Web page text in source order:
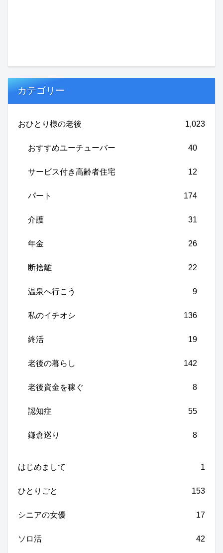
カテゴリー
おひとり様の老後 1,023
おすすめユーチューバー 40
サービス付き高齢者住宅 12
パート 174
介護 31
年金 26
断捨離 22
温泉へ行こう 9
私のイチオシ 136
終活 19
老後の暮らし 142
老後資金を稼ぐ 8
認知症 55
鎌倉巡り 8
はじめまして 1
ひとりごと 153
シニアの女優 17
ソロ活 42